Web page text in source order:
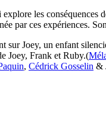
les
par ces expériences.
Joey, un enfant
Joey, Frank et Ruby.(
, Cédrick Gosselin &